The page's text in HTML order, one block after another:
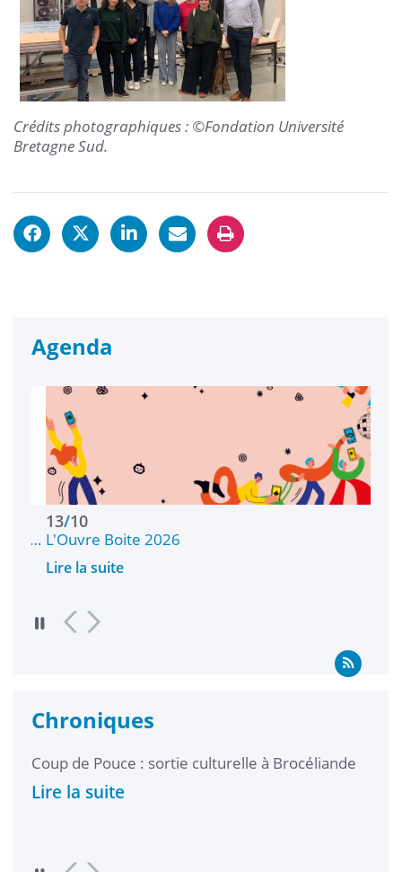
Crédits photographiques : ©Fondation Université
Bretagne Sud.
Agenda
13/10
L'Ouvre Boite 2026
Lire la suite
Chroniques
: sortie culturelle à Brocéliande Lauréats de